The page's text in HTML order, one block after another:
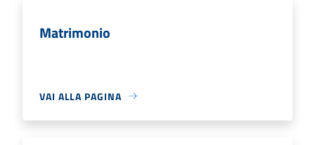
Matrimonio
VAI ALLA PAGINA